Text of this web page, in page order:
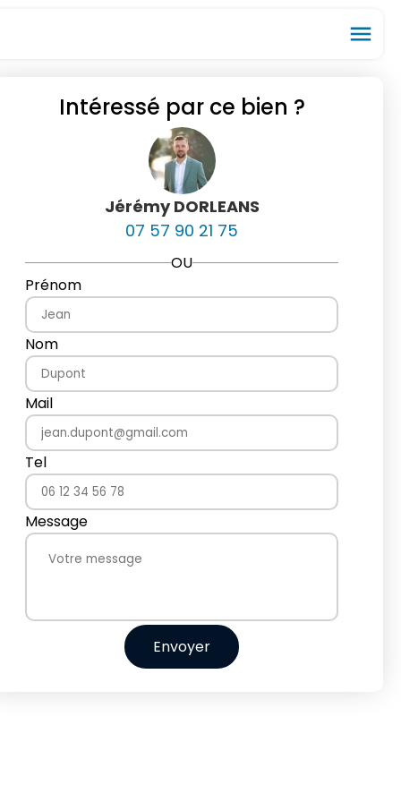
menu
Intéressé par ce bien ?
Jérémy DORLEANS
07 57 90 21 75
OU
Prénom
Nom
Mail
Tel
Message
Envoyer